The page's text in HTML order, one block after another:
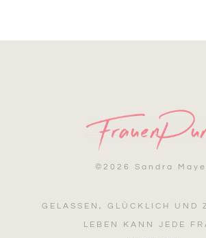
© 2026 Sandra
GELASSEN, GLÜCKLICH UND
LEBEN KANN JEDE